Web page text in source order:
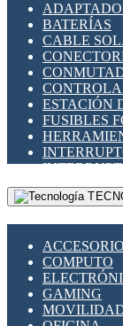
BATERÍAS
CABLE
ESTACIÓN
FUSIBLES
MONTAJE
SUPRESOR
COMPUTO
GAMING